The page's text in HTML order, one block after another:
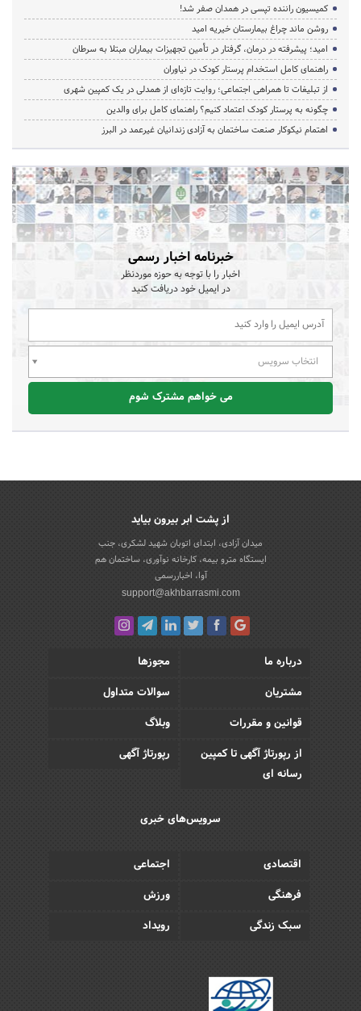
کمیسیون راننده تپسی در همدان صفر شد!
روشن ماند چراغ بیمارستان خیریه امید
امید؛ پیشرفته در درمان، گرفتار در تأمین تجهیزات بیماران مبتلا به سرطان
راهنمای کامل استخدام پرستار کودک در نیاوران
از تبلیغات تا همراهی اجتماعی؛ روایت تازه‌ای از همدلی در یک کمپین شهری
چگونه به پرستار کودک اعتماد کنیم؟ راهنمای کامل برای والدین
اهتمام نیکوکار صنعت ساختمان به آزادی زندانیان غیرعمد در البرز
خبرنامه اخبار رسمی
اخبار را با توجه به حوزه موردنظر
در ایمیل خود دریافت کنید
انتخاب سرویس
می خواهم مشترک شوم
از پشت ابر بیرون بیاید
میدان آزادی، ابتدای اتوبان شهید لشکری، جنب
ایستگاه مترو بیمه، کارخانه نوآوری، ساختمان هم
آوا، اخباررسمی
support@akhbarrasmi.com
درباره ما
مجوزها
مشتریان
سوالات متداول
قوانین و مقررات
وبلاگ
از رپورتاژ آگهی تا کمپین
رسانه ای
رپورتاژ آگهی
سرویس‌های خبری
اقتصادی
اجتماعی
فرهنگی
ورزش
سبک زندگی
رویداد